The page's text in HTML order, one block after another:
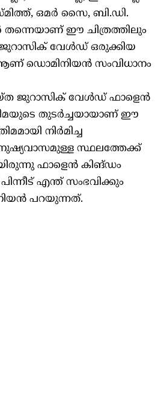
ഒമര്‍ സൈ, ബി.ഡി.
ഈ ചിത്രത്തിലും
വേള്‍ഡ് ഒരുക്കിയ
ഡൊമിനിയന്‍ സംവിധാനം
ജുറാസിക് വേള്‍ഡ് ഫാളെന്‍
തുടര്‍ച്ചയായാണ് ഈ
നിര്‍മിച്ച
സ്ഥലത്തേക്ക്
ഫാളെന്‍ കിങ്ഡം
എന്ത് സംഭവിക്കും
പറയുന്നത്.